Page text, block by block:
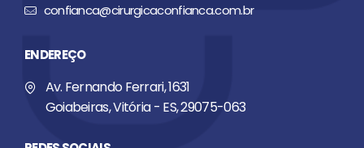
confianca@cirurgicaconfianca.com.br
ENDEREÇO
Av. Fernando Ferrari, 1631
Goiabeiras, Vitória - ES, 29075-063